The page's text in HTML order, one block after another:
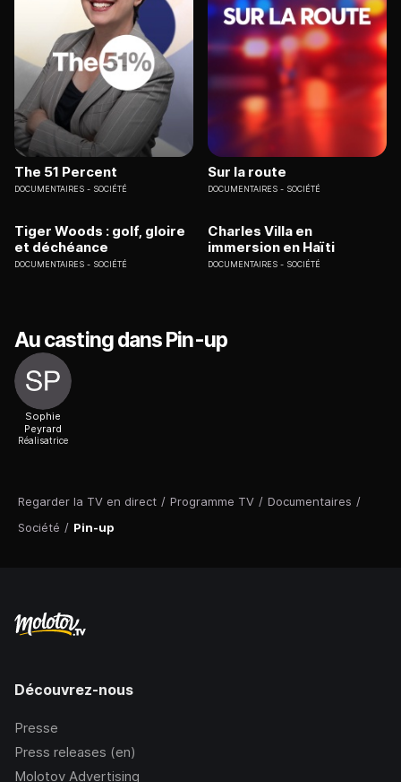
Regarder la TV en direct / Programme TV / Documentaires /
Société / Pin-up
The 51 Percent
DOCUMENTAIRES SOCIÉTÉ
Sur la route
DOCUMENTAIRES SOCIÉTÉ
Tiger Woods : golf, gloire
et déchéance
DOCUMENTAIRES SOCIÉTÉ
Charles Villa en
immersion en Haïti
DOCUMENTAIRES SOCIÉTÉ
Au casting dans Pin-up
Sophie
Peyrard
Réalisatrice
Découvrez-nous
Presse
Press releases (en)
Molotov Advertising